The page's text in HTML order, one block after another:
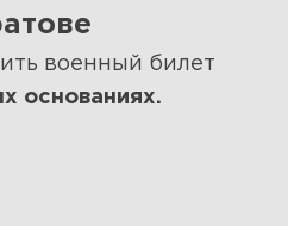
шансы
военный билет
основаниях.